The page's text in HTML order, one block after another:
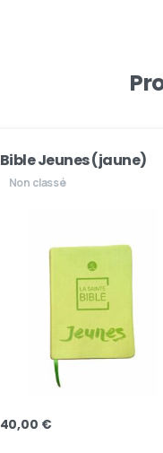
Bible Jeunes (jaune)
Non classé
40,00 €